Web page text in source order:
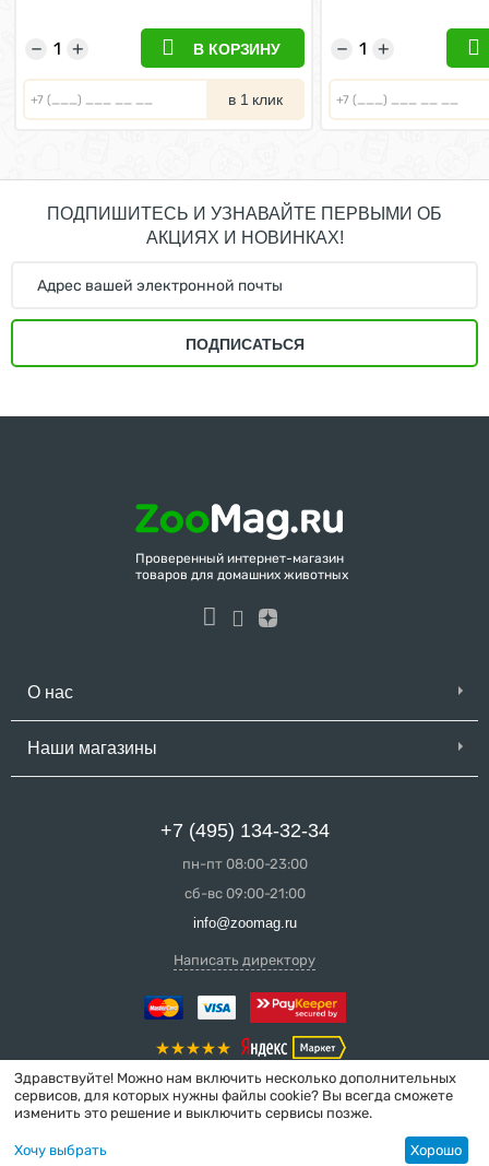
+
− В КОРЗИНУ
в 1 клик
+
−
ПОДПИШИТЕСЬ И УЗНАВАЙТЕ ПЕРВЫМИ ОБ
АКЦИЯХ И НОВИНКАХ!
ПОДПИСАТЬСЯ
Проверенный интернет-магазин
товаров для домашних животных
О нас
Наши магазины
+7 (495) 134-32-34
пн-пт 08:00-23:00
сб-вс 09:00-21:00
info@zoomag.ru
Написать директору
Интернет-магазин сделан в вебстудии
MakeShop.pro
Здравствуйте! Можно нам включить несколько дополнительных
сервисов, для которых нужны файлы cookie? Вы всегда сможете
изменить это решение и выключить сервисы позже.
Хочу выбрать Хорошо